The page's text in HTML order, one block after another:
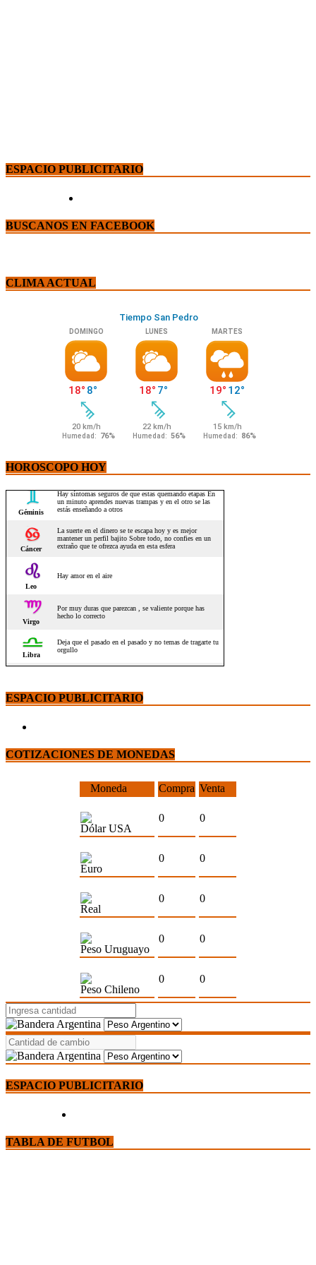
ESPACIO PUBLICITARIO
BUSCANOS EN FACEBOOK
CLIMA ACTUAL
HOROSCOPO HOY
ESPACIO PUBLICITARIO
COTIZACIONES DE MONEDAS
Moneda Compra Venta
Dólar USA
0 0
Euro
0 0
Real
0 0
Peso Uruguayo
0 0
Peso Chileno
0 0
ESPACIO PUBLICITARIO
TABLA DE FUTBOL